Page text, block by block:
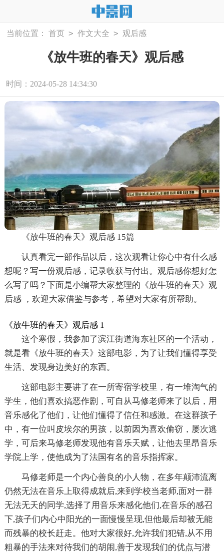
当前位置： 首页 > 作文大全 > 观后感
《放牛班的春天》观后感
时间：2024-05-28 14:34:30
《放牛班的春天》观后感 15篇
认真看完一部作品以后，这次观看让你心中有什么感
想呢？写一份观后感，记录收获与付出。观后感你想好怎
么写了吗？下面是小编帮大家整理的《放牛班的春天》观
后感 ，欢迎大家借鉴与参考，希望对大家有所帮助。
《放牛班的春天》观后感 1
这个寒假，我参加了滨江街道海东社区的一个活动，
就是看《放牛班的春天》这部电影，为了让我们懂得享受
生活、发现身边美好的东西。
这部电影主要讲了在一所寄宿学校里，有一堆淘气的
学生，他们喜欢搞恶作剧，可自从马修老师来了以后，用
音乐感化了他们，让他们懂得了信任和感激。在这群孩子
中，有一位叫皮埃尔的男孩，以前因为喜欢偷窃，屡次逃
学，可后来马修老师发现他有音乐天赋，让他去里昂音乐
学院上学，使他成为了法国有名的音乐指挥家。
马修老师是一个内心善良的小人物，在多年颠沛流离
仍然无法在音乐上取得成就后,来到学校当老师,面对一群
无法无天的同学,选择了用音乐来感化他们,在音乐的感召
下,孩子们内心中阳光的一面慢慢呈现,但他最后却被无能
而残暴的校长赶走。他对大家很好,允许我们犯错,从不用
粗暴的手法来对待我们的胡闹,善于发现我们的优点与潜